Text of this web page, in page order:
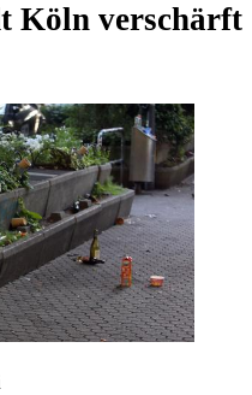
Köln verschärft